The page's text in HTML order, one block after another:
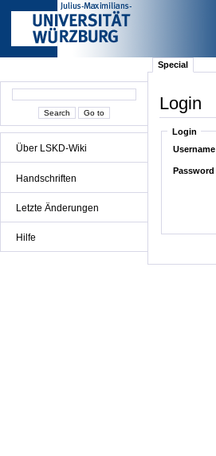
Über LSKD-Wiki
Handschriften
Letzte Änderungen
Hilfe
Special
Login
Login
Username
Password